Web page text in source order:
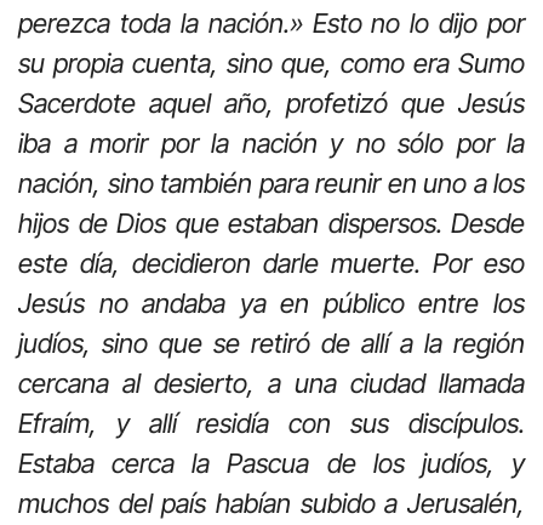
perezca toda la nación.» Esto no lo dijo por
su propia cuenta, sino que, como era Sumo
Sacerdote aquel año, profetizó que Jesús
iba a morir por la nación y no sólo por la
nación, sino también para reunir en uno a los
hijos de Dios que estaban dispersos. Desde
este día, decidieron darle muerte. Por eso
Jesús no andaba ya en público entre los
judíos, sino que se retiró de allí a la región
cercana al desierto, a una ciudad llamada
Efraím, y allí residía con sus discípulos.
Estaba cerca la Pascua de los judíos, y
muchos del país habían subido a Jerusalén,